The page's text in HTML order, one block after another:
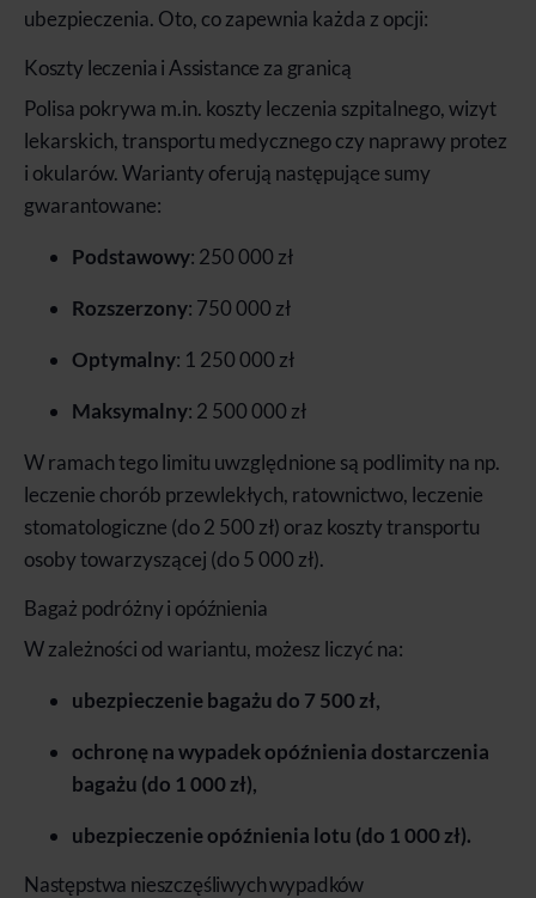
ubezpieczenia. Oto, co zapewnia każda z opcji:
Koszty leczenia i Assistance za granicą
Polisa pokrywa m.in. koszty leczenia szpitalnego, wizyt
lekarskich, transportu medycznego czy naprawy protez
i okularów. Warianty oferują następujące sumy
gwarantowane:
Podstawowy: 250 000 zł
Rozszerzony: 750 000 zł
Optymalny: 1 250 000 zł
Maksymalny: 2 500 000 zł
W ramach tego limitu uwzględnione są podlimity na np.
leczenie chorób przewlekłych, ratownictwo, leczenie
stomatologiczne (do 2 500 zł) oraz koszty transportu
osoby towarzyszącej (do 5 000 zł).
Bagaż podróżny i opóźnienia
W zależności od wariantu, możesz liczyć na:
ubezpieczenie bagażu do 7 500 zł,
ochronę na wypadek opóźnienia dostarczenia
bagażu (do 1 000 zł),
ubezpieczenie opóźnienia lotu (do 1 000 zł).
Następstwa nieszczęśliwych wypadków